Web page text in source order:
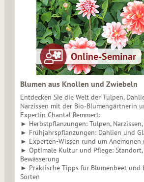
Blumen aus Knollen und Zwiebeln
Entdecken Sie die Welt der Tulpen,
Narzissen mit der Bio-Blumengärtnerin
Expertin Chantal Remmert:
► Herbstpflanzungen: Tulpen,
► Frühjahrspflanzungen: Dahlien und
► Experten-Wissen rund um Anemonen
► Optimale Kultur und Pflege: Standort,
Bewässerung
► Praktische Tipps für Blumenbeet und
Sorten